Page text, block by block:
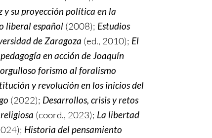
y su proyección política en la
liberal español (2008); Estudios
de Zaragoza (ed., 2010); El
en acción de Joaquín
forismo al foralismo
y revolución en los inicios del
(2022); Desarrollos, crisis y retos
(coord., 2023); La libertad
Historia del pensamiento